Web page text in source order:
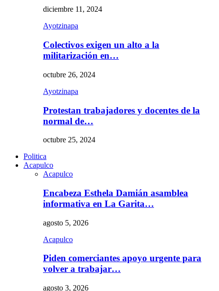
diciembre 11, 2024
Ayotzinapa
Colectivos exigen un alto a la
militarización en…
octubre 26, 2024
Ayotzinapa
Protestan trabajadores y docentes de la
normal de…
octubre 25, 2024
Politica
Acapulco
Acapulco
Encabeza Esthela Damián asamblea
informativa en La Garita…
agosto 5, 2026
Acapulco
Piden comerciantes apoyo urgente para
volver a trabajar…
agosto 3, 2026